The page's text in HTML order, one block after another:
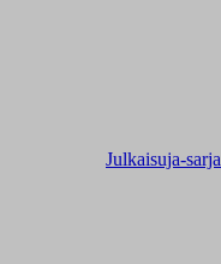
Julkaisuja-sarja